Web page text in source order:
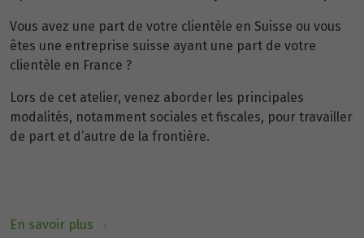
Vous avez une part de votre clientèle en Suisse ou vous
êtes une entreprise suisse ayant une part de votre
clientèle en France ?
Lors de cet atelier, venez aborder les principales
modalités, notamment sociales et fiscales, pour travailler
de part et d’autre de la frontière.
En savoir plus